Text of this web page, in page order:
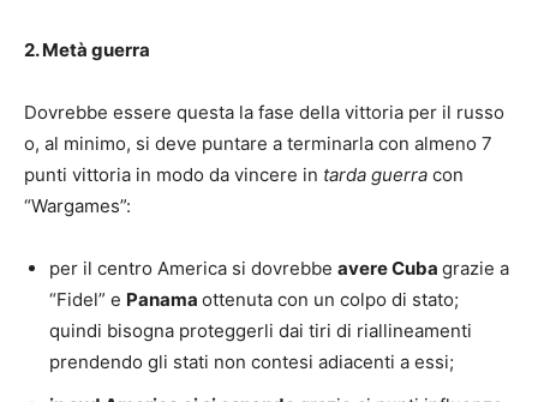
2. Metà guerra
Dovrebbe essere questa la fase della vittoria per il russo
o, al minimo, si deve puntare a terminarla con almeno 7
punti vittoria in modo da vincere in tarda guerra con
“Wargames”:
per il centro America si dovrebbe avere Cuba grazie a
“Fidel” e Panama ottenuta con un colpo di stato;
quindi bisogna proteggerli dai tiri di riallineamenti
prendendo gli stati non contesi adiacenti a essi;